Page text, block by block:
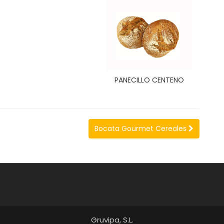
PANECILLO CENTENO
Bocata Gourmet Cereales
Gruvipa, S.L.